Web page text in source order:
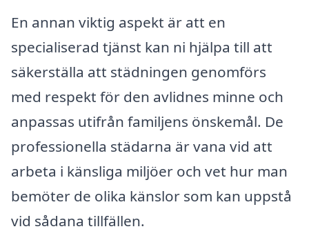
En annan viktig aspekt är att en
specialiserad tjänst kan ni hjälpa till att
säkerställa att städningen genomförs
med respekt för den avlidnes minne och
anpassas utifrån familjens önskemål. De
professionella städarna är vana vid att
arbeta i känsliga miljöer och vet hur man
bemöter de olika känslor som kan uppstå
vid sådana tillfällen.